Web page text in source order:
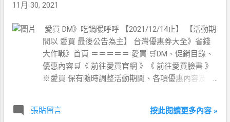
11月 30, 2021
愛買 DM》吃鍋暖呼呼 【2021/12/14止】 【活動期
間以 愛買 最後公告為主】 台灣優惠券大全》省錢
大作戰》首頁 ＝＝＝＝＝ 愛買 🛒DM、促銷目錄、
優惠內容🛒《 前往愛買官網 》《 前往愛買臉書 》
※愛買 保有隨時調整活動期間、各項優惠內容及終
張貼留言 按此閱讀更多內容 »